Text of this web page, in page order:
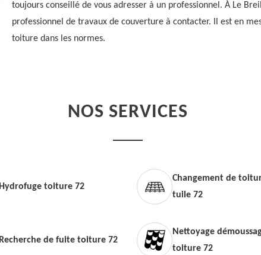
toujours conseillé de vous adresser à un professionnel. À Le
professionnel de travaux de couverture à contacter. Il est en
toiture dans les normes.
NOS SERVICES
Hydrofuge toiture 72
Changement de
tuile 72
Recherche de fuite toiture 72
Nettoyage
toiture 72